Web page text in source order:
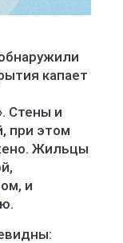
капает
Стены и
при этом
Жильцы
и